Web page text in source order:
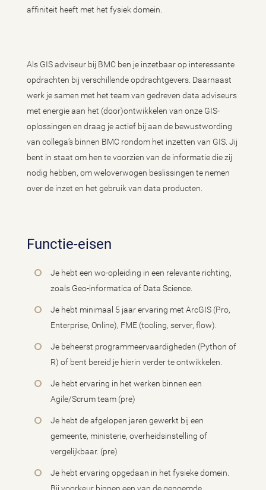
affiniteit heeft met het fysiek domein.
Als GIS adviseur bij BMC ben je inzetbaar op interessante
opdrachten bij verschillende opdrachtgevers. Daarnaast
werk je samen met het team van gedreven data adviseurs
met energie aan het (door)ontwikkelen van onze GIS-
oplossingen en draag je actief bij aan de bewustwording
van collega’s binnen BMC rondom het inzetten van GIS. Jij
bent in staat om hen te voorzien van de informatie die zij
nodig hebben, om weloverwogen beslissingen te nemen
over de inzet en het gebruik van data producten.
Functie-eisen
Je hebt een wo-opleiding in een relevante richting,
zoals Geo-informatica of Data Science.
Je hebt minimaal 5 jaar ervaring met ArcGIS (Pro,
Enterprise, Online), FME (tooling, server, flow).
Je beheerst programmeervaardigheden (Python of
R) of bent bereid je hierin verder te ontwikkelen.
Je hebt ervaring in het werken binnen een
Agile/Scrum team (pre)
Je hebt de afgelopen jaren gewerkt bij een
gemeente, ministerie, overheidsinstelling of
vergelijkbaar. (pre)
Je hebt ervaring opgedaan in het fysieke domein.